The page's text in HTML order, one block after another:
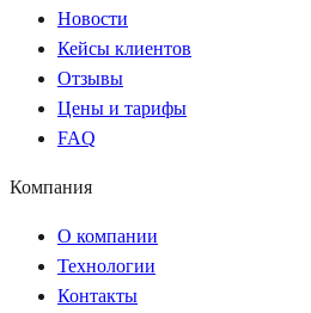
Новости
Кейсы клиентов
Отзывы
Цены и тарифы
FAQ
Компания
О компании
Технологии
Контакты